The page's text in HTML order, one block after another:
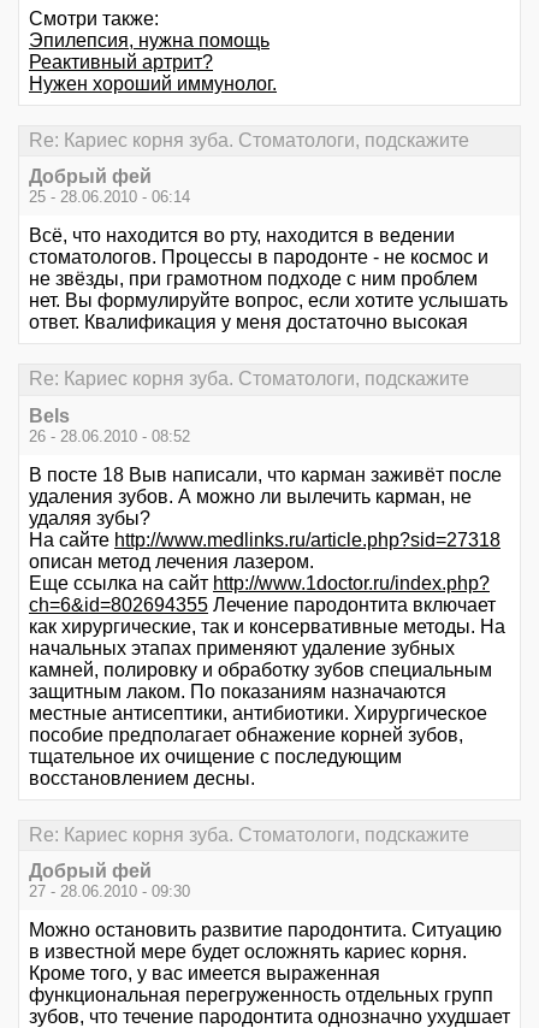
Смотри также:
Эпилепсия, нужна помощь
Реактивный артрит?
Нужен хороший иммунолог.
Re: Кариес корня зуба. Стоматологи, подскажите
Добрый фей
25 - 28.06.2010 - 06:14
Всё, что находится во рту, находится в ведении
стоматологов. Процессы в пародонте - не космос и
не звёзды, при грамотном подходе с ним проблем
нет. Вы формулируйте вопрос, если хотите услышать
ответ. Квалификация у меня достаточно высокая
Re: Кариес корня зуба. Стоматологи, подскажите
Bels
26 - 28.06.2010 - 08:52
В посте 18 Выв написали, что карман заживёт после
удаления зубов. А можно ли вылечить карман, не
удаляя зубы?
На сайте http://www.medlinks.ru/article.php?sid=27318
описан метод лечения лазером.
Еще ссылка на сайт http://www.1doctor.ru/index.php?
ch=6&id=802694355 Лечение пародонтита включает
как хирургические, так и консервативные методы. На
начальных этапах применяют удаление зубных
камней, полировку и обработку зубов специальным
защитным лаком. По показаниям назначаются
местные антисептики, антибиотики. Хирургическое
пособие предполагает обнажение корней зубов,
тщательное их очищение с последующим
восстановлением десны.
Re: Кариес корня зуба. Стоматологи, подскажите
Добрый фей
27 - 28.06.2010 - 09:30
Можно остановить развитие пародонтита. Ситуацию
в известной мере будет осложнять кариес корня.
Кроме того, у вас имеется выраженная
функциональная перегруженность отдельных групп
зубов, что течение пародонтита однозначно ухудшает